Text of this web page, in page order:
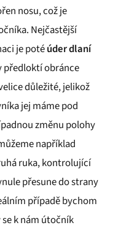
nosu, což je
Nejčastější
je potéúder dlaní
předloktí obránce
důležité, jelikož
jej máme pod
změnu polohy
například
ruka, kontrolující
přesune do strany
případě bychom
k nám útočník